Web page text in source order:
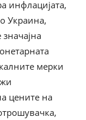
инфлацијата,
Украина,
мерки
цените на